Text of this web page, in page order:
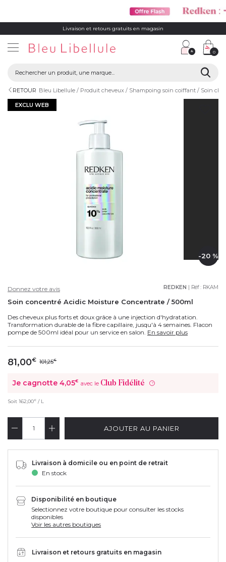
Livraison et retours gratuits en magasin
0
RETOUR Bleu Libellule Produit cheveux Shampoing soin coiffant Soin
EXCLU WEB
-20 %
REDKEN | Réf : RKAM
Donnez votre avis
Soin concentré Acidic Moisture Concentrate / 500ml
Des cheveux plus forts et doux grâce à une injection d'hydratation.
Transformation durable de la fibre capillaire, jusqu'à 4 semaines. Flacon
pompe de 500ml idéal pour un service en salon. En savoir plus
81,00€ 101,25€
Je cagnotte 4,05€ avec le Club Fidélité ?
Soit 162,00€ / L
AJOUTER AU PANIER
Livraison à domicile ou en point de retrait
En stock
Disponibilité en boutique
Selectionnez votre boutique pour consulter les stocks
disponibles
Voir les autres boutiques
Livraison et retours gratuits en magasin